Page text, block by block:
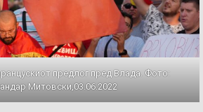
предлог пред Влада. Фото:
Митовски,03.06.2022